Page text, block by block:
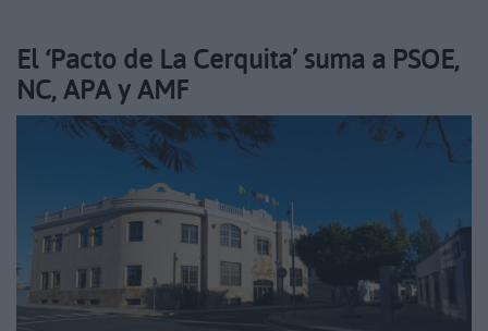
El ‘Pacto de La Cerquita’ suma a PSOE,
NC, APA y AMF